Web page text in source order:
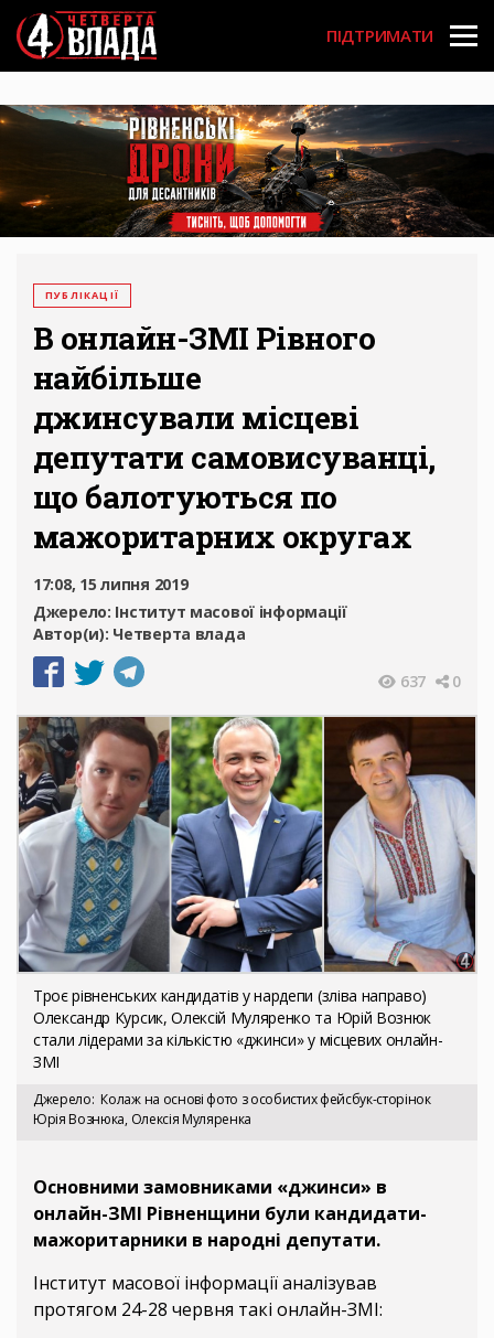
Перейти
до
основного
вмісту
User
account
menu
ПІДТРИМАТИ
ПУБЛІКАЦІЇ
В онлайн-ЗМІ Рівного
найбільше
джинсували місцеві
депутати самовисуванці,
що балотуються по
мажоритарних округах
17:08, 15 липня 2019
Джерело: Інститут масової інформації
Автор(и): Четверта влада
637 0
Троє рівненських кандидатів у нардепи (зліва направо)
Олександр Курсик, Олексій Муляренко та Юрій Вознюк
стали лідерами за кількістю «джинси» у місцевих онлайн-
ЗМІ
Джерело Колаж на основі фото з особистих фейсбук-сторінок
Юрія Вознюка, Олексія Муляренка
Основними замовниками «джинси» в
онлайн-ЗМІ Рівненщини були кандидати-
мажоритарники в народні депутати.
Інститут масової інформації аналізував
протягом 24-28 червня такі онлайн-ЗМІ: